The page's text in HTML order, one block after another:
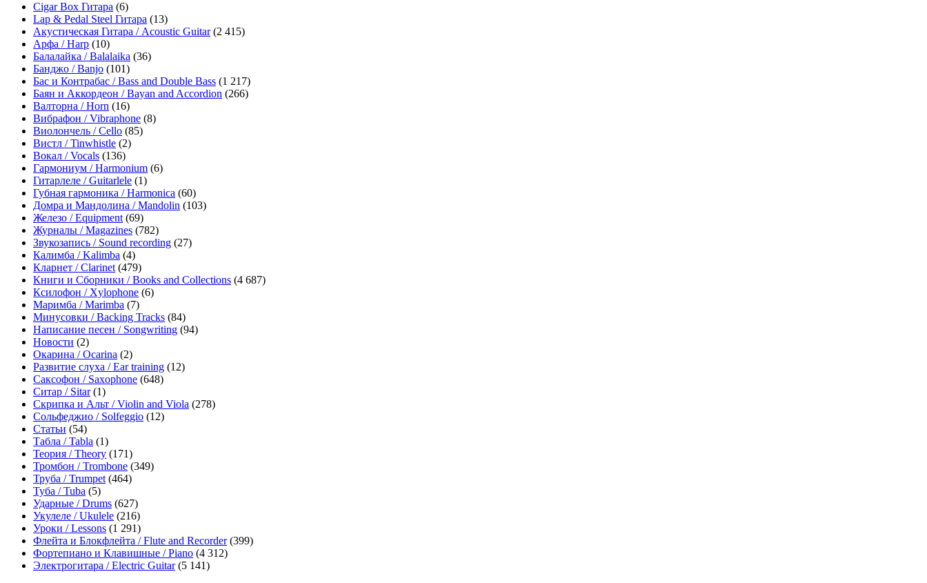
Cigar Box Гитара (6)
Lap & Pedal Steel Гитара (13)
Акустическая Гитара / Acoustic Guitar(2 415)
Арфа / Harp (10)
Балалайка / Balalaika (36)
Банджо / Banjo (101)
Бас и Контрабас / Bass and Double Bass (1 217)
Баян и Аккордеон / Bayan and Accordion (266)
Валторна / Horn (16)
Вибрафон / Vibraphone (8)
Виолончель / Cello (85)
Вистл / Tinwhistle (2)
Вокал / Vocals (136)
Гармониум / Harmonium (6)
Гитарлеле / Guitarlele (1)
Губная гармоника / Harmonica (60)
Домра и Мандолина / Mandolin (103)
Железо / Equipment (69)
Журналы / Magazines (782)
Звукозапись / Sound recording (27)
Калимба / Kalimba (4)
Кларнет / Clarinet (479)
Книги и Сборники / Books and Collections (4 687)
Ксилофон / Xylophone (6)
Маримба / Marimba (7)
Минусовки / Backing Tracks (84)
Написание песен / Songwriting (94)
Новости (2)
Окарина / Ocarina (2)
Развитие слуха / Ear training (12)
Саксофон / Saxophone (648)
Ситар / Sitar(1)
Скрипка и Альт / Violin and Viola (278)
Сольфеджио / Solfeggio (12)
Статьи (54)
Табла / Tabla (1)
Теория / Theory (171)
Тромбон / Trombone (349)
Труба / Trumpet (464)
Туба / Tuba (5)
Ударные / Drums (627)
Укулеле / Ukulele (216)
Уроки / Lessons (1 291)
Флейта и Блокфлейта / Flute and Recorder(399)
Фортепиано и Клавишные / Piano (4 312)
Электрогитара / Electric Guitar(5 141)